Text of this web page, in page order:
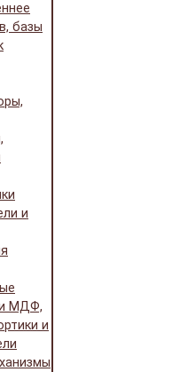
базы
и
МДФ,
и